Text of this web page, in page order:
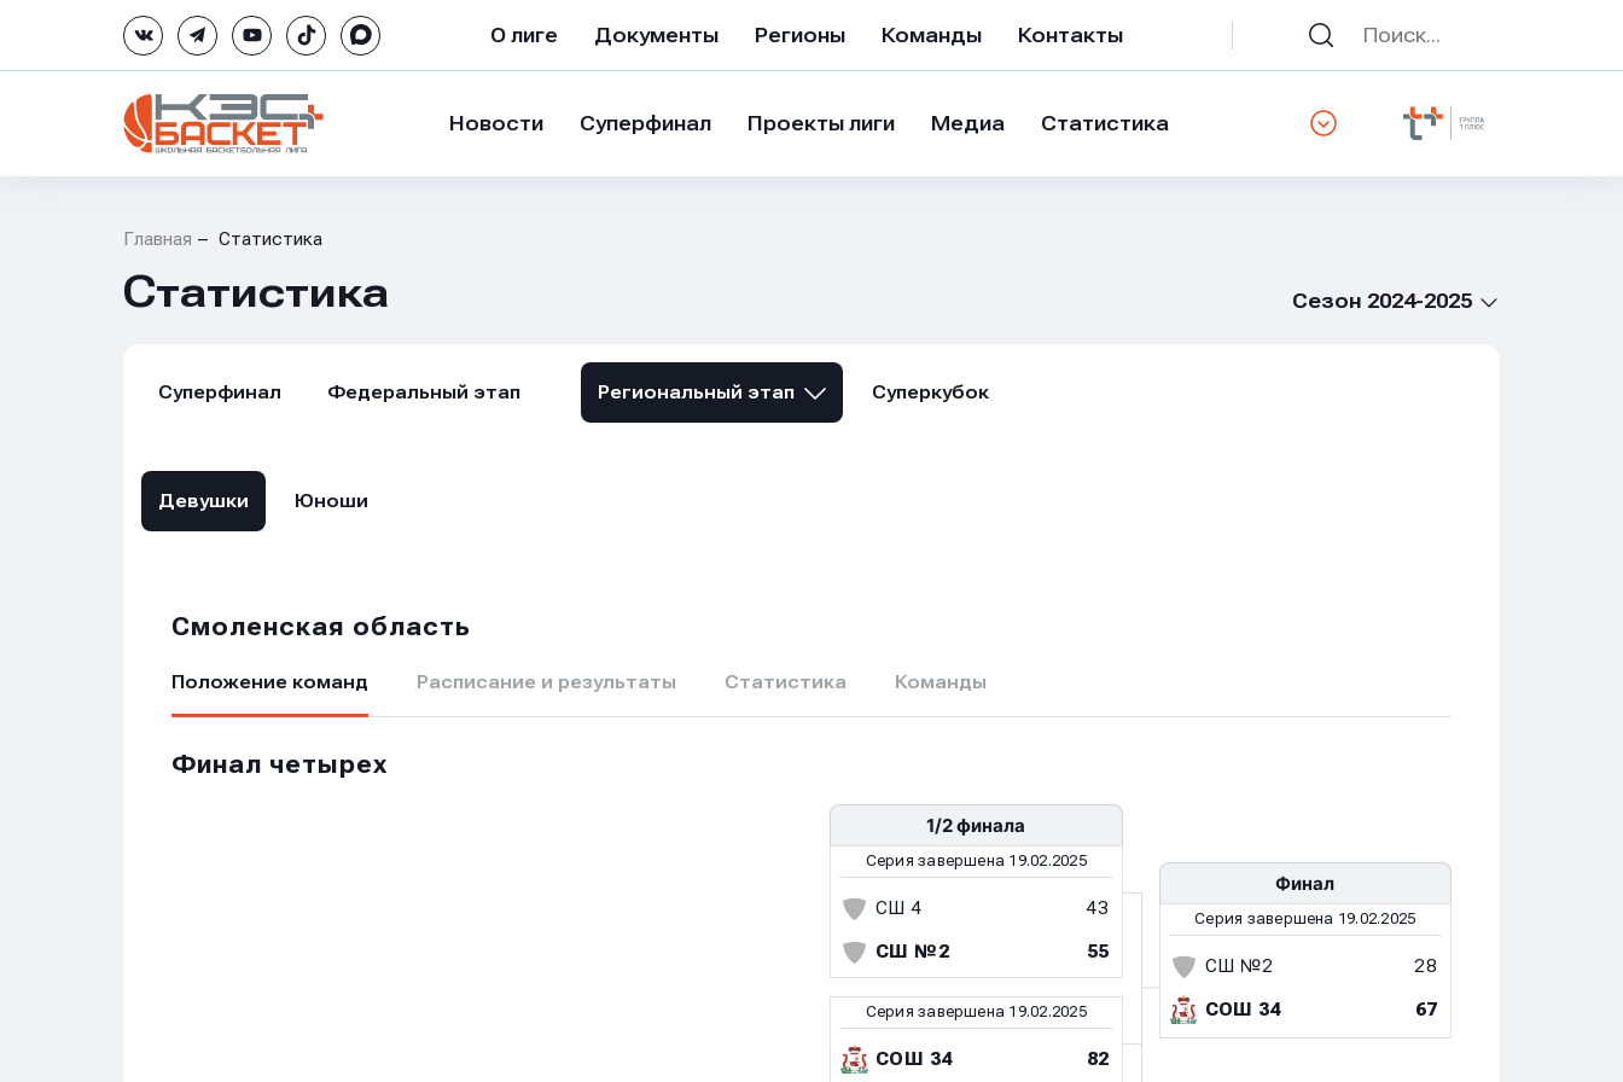
О лиге Документы Регионы Команды Контакты
Новости Суперфинал Проекты лиги Медиа Статистика
Главная Статистика
Статистика Сезон 2024-2025
Суперфинал Федеральный этап Региональный этап Суперкубок
Девушки Юноши